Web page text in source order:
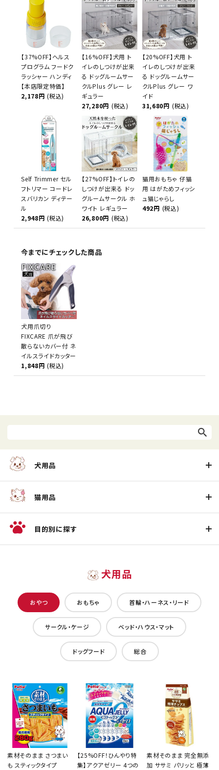
【37%OFF】ヘルス
プログラム フードク
ラッシャー ハンディ
【本店限定特価】
2,178円 (税込)
【16%OFF】犬用 ト
イレのしつけが出来
る ドッグルームサー
クルPlus グレー レ
ギュラー
27,280円 (税込)
【20%OFF】犬用 ト
イレのしつけが出来
る ドッグルームサー
クルPlus グレー ワ
イド
31,680円 (税込)
Self Trimmer セル
フトリマー コードレ
スバリカン ディテー
ル
2,948円 (税込)
【27%OFF】トイレの
しつけが出来る ドッ
グルームサークル ホ
ワイト レギュラー
26,800円 (税込)
猫用おもちゃ 仔猫
用 はがためフィッシ
ュ猫じゃらし
492円 (税込)
今までにチェックした商品
犬用爪切り
FIXCARE 爪が飛び
散らないカバー付 ネ
イルスライドカッター
1,848円 (税込)
犬用品
猫用品
目的別に探す
犬用品
おやつ おもちゃ 首輪・ハーネス・リード
サークル・ケージ ベッド・ハウス・マット
ドッグフード 総合
素材そのまま さつまい
も スティックタイプ
【25%OFF！ひんやり特
集】アクアゼリー 4つの
素材そのまま 完全無添
加 ササミ パリッと 極薄